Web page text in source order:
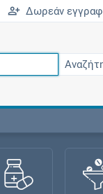
Δωρεάν